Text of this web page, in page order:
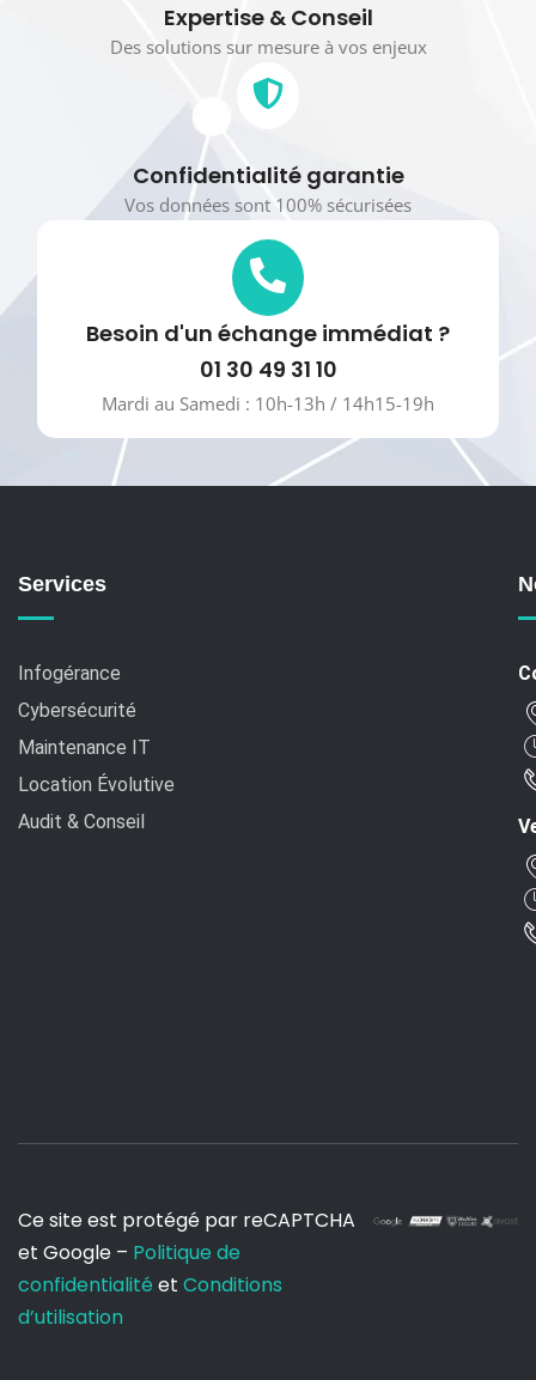
Expertise & Conseil
Des solutions sur mesure à vos enjeux
Confidentialité garantie
Vos données sont 100% sécurisées
Besoin d'un échange immédiat ?
01 30 49 31 10
Mardi au Samedi : 10h-13h / 14h15-19h
Services
Infogérance
Cybersécurité
Maintenance IT
Location Évolutive
Audit & Conseil
Ce site est protégé par reCAPTCHA
et Google – Politique de
confidentialité et Conditions
d’utilisation